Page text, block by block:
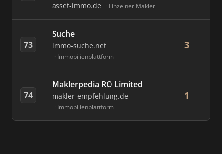
asset-immo.de Einzelner Makler
73
Suche
immo-suche.net
Immobilienplattform
3
74
Maklerpedia RO Limited
makler-empfehlung.de
Immobilienplattform
1